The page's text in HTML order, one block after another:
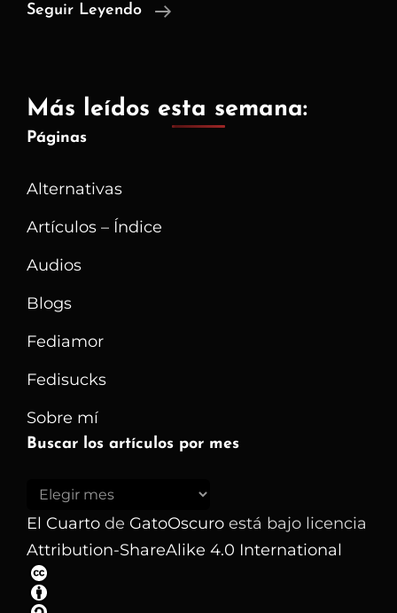
Seguir Leyendo
Rousseau
Tiene
Más leídos esta semana:
Páginas
Alternativas
Artículos – Índice
Audios
Blogs
Fediamor
Fedisucks
Sobre mí
Buscar los artículos por mes
Buscar
los
artículos
por
mes
El Cuarto de GatoOscuro está bajo licencia
Attribution-ShareAlike 4.0 International